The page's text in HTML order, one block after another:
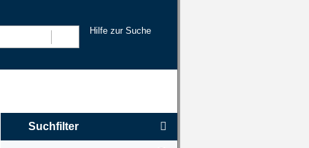
Hilfe zur Suche
Suchfilter